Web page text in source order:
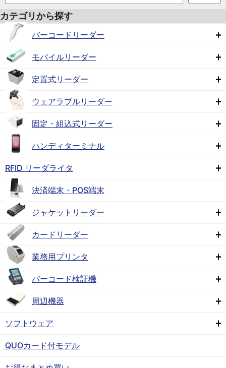
カテゴリから探す
バーコードリーダー
モバイルリーダー
定置式リーダー
ウェアラブルリーダー
固定・組込式リーダー
ハンディターミナル
RFID リーダライタ
決済端末・POS端末
ジャケットリーダー
カードリーダー
業務用プリンタ
バーコード検証機
周辺機器
ソフトウェア
QUOカード付モデル